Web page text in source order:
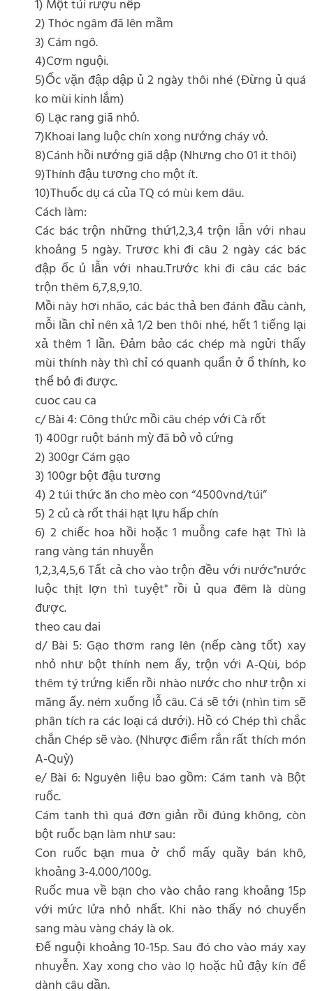
1) Một túi rượu nếp
2) Thóc ngâm đã lên mầm
3) Cám ngô.
4)Cơm nguội.
5)Ốc vặn đập dập ủ 2 ngày thôi nhé (Đừng ủ quá
ko mùi kinh lắm)
6) Lạc rang giã nhỏ.
7)Khoai lang luộc chín xong nướng cháy vỏ.
8)Cánh hồi nướng giã dập (Nhưng cho 01 it thôi)
9)Thính đậu tương cho một ít.
10)Thuốc dụ cá của TQ có mùi kem dâu.
Cách làm:
Các bác trộn những thứ1,2,3,4 trộn lẫn với nhau
khoảng 5 ngày. Trươc khi đi câu 2 ngày các bác
đập ốc ủ lẫn với nhau.Trước khi đi câu các bác
trộn thêm 6,7,8,9,10.
Mồi này hơi nhão, các bác thả ben đánh đầu cành,
mỗi lần chỉ nên xả 1/2 ben thôi nhé, hết 1 tiếng lại
xả thêm 1 lần. Đảm bảo các chép mà ngửi thấy
mùi thính này thì chỉ có quanh quẩn ở ổ thính, ko
thể bỏ đi được.
cuoc cau ca
c/ Bài 4: Công thức mồi câu chép với Cà rốt
1) 400gr ruột bánh mỳ đã bỏ vỏ cứng
2) 300gr Cám gạo
3) 100gr bột đậu tương
4) 2 túi thức ăn cho mèo con “4500vnd/túi”
5) 2 củ cà rốt thái hạt lựu hấp chín
6) 2 chiếc hoa hồi hoặc 1 muỗng cafe hạt Thì là
rang vàng tán nhuyễn
1,2,3,4,5,6 Tất cả cho vào trộn đều với nước"nước
luộc thịt lợn thì tuyệt" rồi ủ qua đêm là dùng
được.
theo cau dai
d/ Bài 5: Gạo thơm rang lên (nếp càng tốt) xay
nhỏ như bột thính nem ấy, trộn với A-Qùi, bóp
thêm tý trứng kiến rồi nhào nước cho như trộn xi
măng ấy. ném xuống lỗ câu. Cá sẽ tới (nhìn tim sẽ
phân tích ra các loại cá dưới). Hồ có Chép thì chắc
chắn Chép sẽ vào. (Nhược điểm rắn rất thích món
A-Quỳ)
e/ Bài 6: Nguyên liệu bao gồm: Cám tanh và Bột
ruốc.
Cám tanh thì quá đơn giản rồi đúng không, còn
bột ruốc bạn làm như sau:
Con ruốc bạn mua ở chổ mấy quầy bán khô,
khoảng 3-4.000/100g.
Ruốc mua về bạn cho vào chảo rang khoảng 15p
với mức lửa nhỏ nhất. Khi nào thấy nó chuyển
sang màu vàng cháy là ok.
Để nguội khoảng 10-15p. Sau đó cho vào máy xay
nhuyễn. Xay xong cho vào lọ hoặc hủ đậy kín để
dành câu dần.